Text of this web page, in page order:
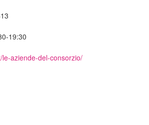
19:30
aziende-del-consorzio/